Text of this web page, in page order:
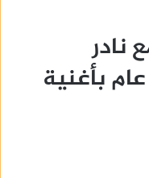
نادر
عبدالله بعد غياب 18 عام بأغنية